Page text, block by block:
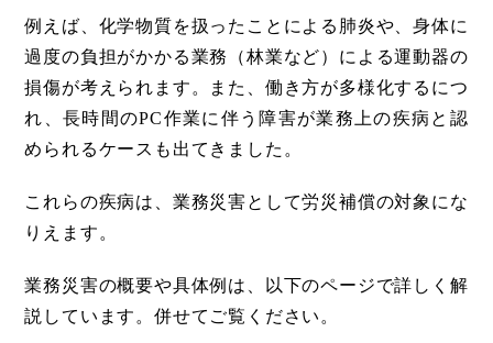
例えば、化学物質を扱ったことによる肺炎や、身体に
過度の負担がかかる業務（林業など）による運動器の
損傷が考えられます。また、働き方が多様化するにつ
れ、長時間のPC作業に伴う障害が業務上の疾病と認
められるケースも出てきました。
これらの疾病は、業務災害として労災補償の対象にな
りえます。
業務災害の概要や具体例は、以下のページで詳しく解
説しています。併せてご覧ください。